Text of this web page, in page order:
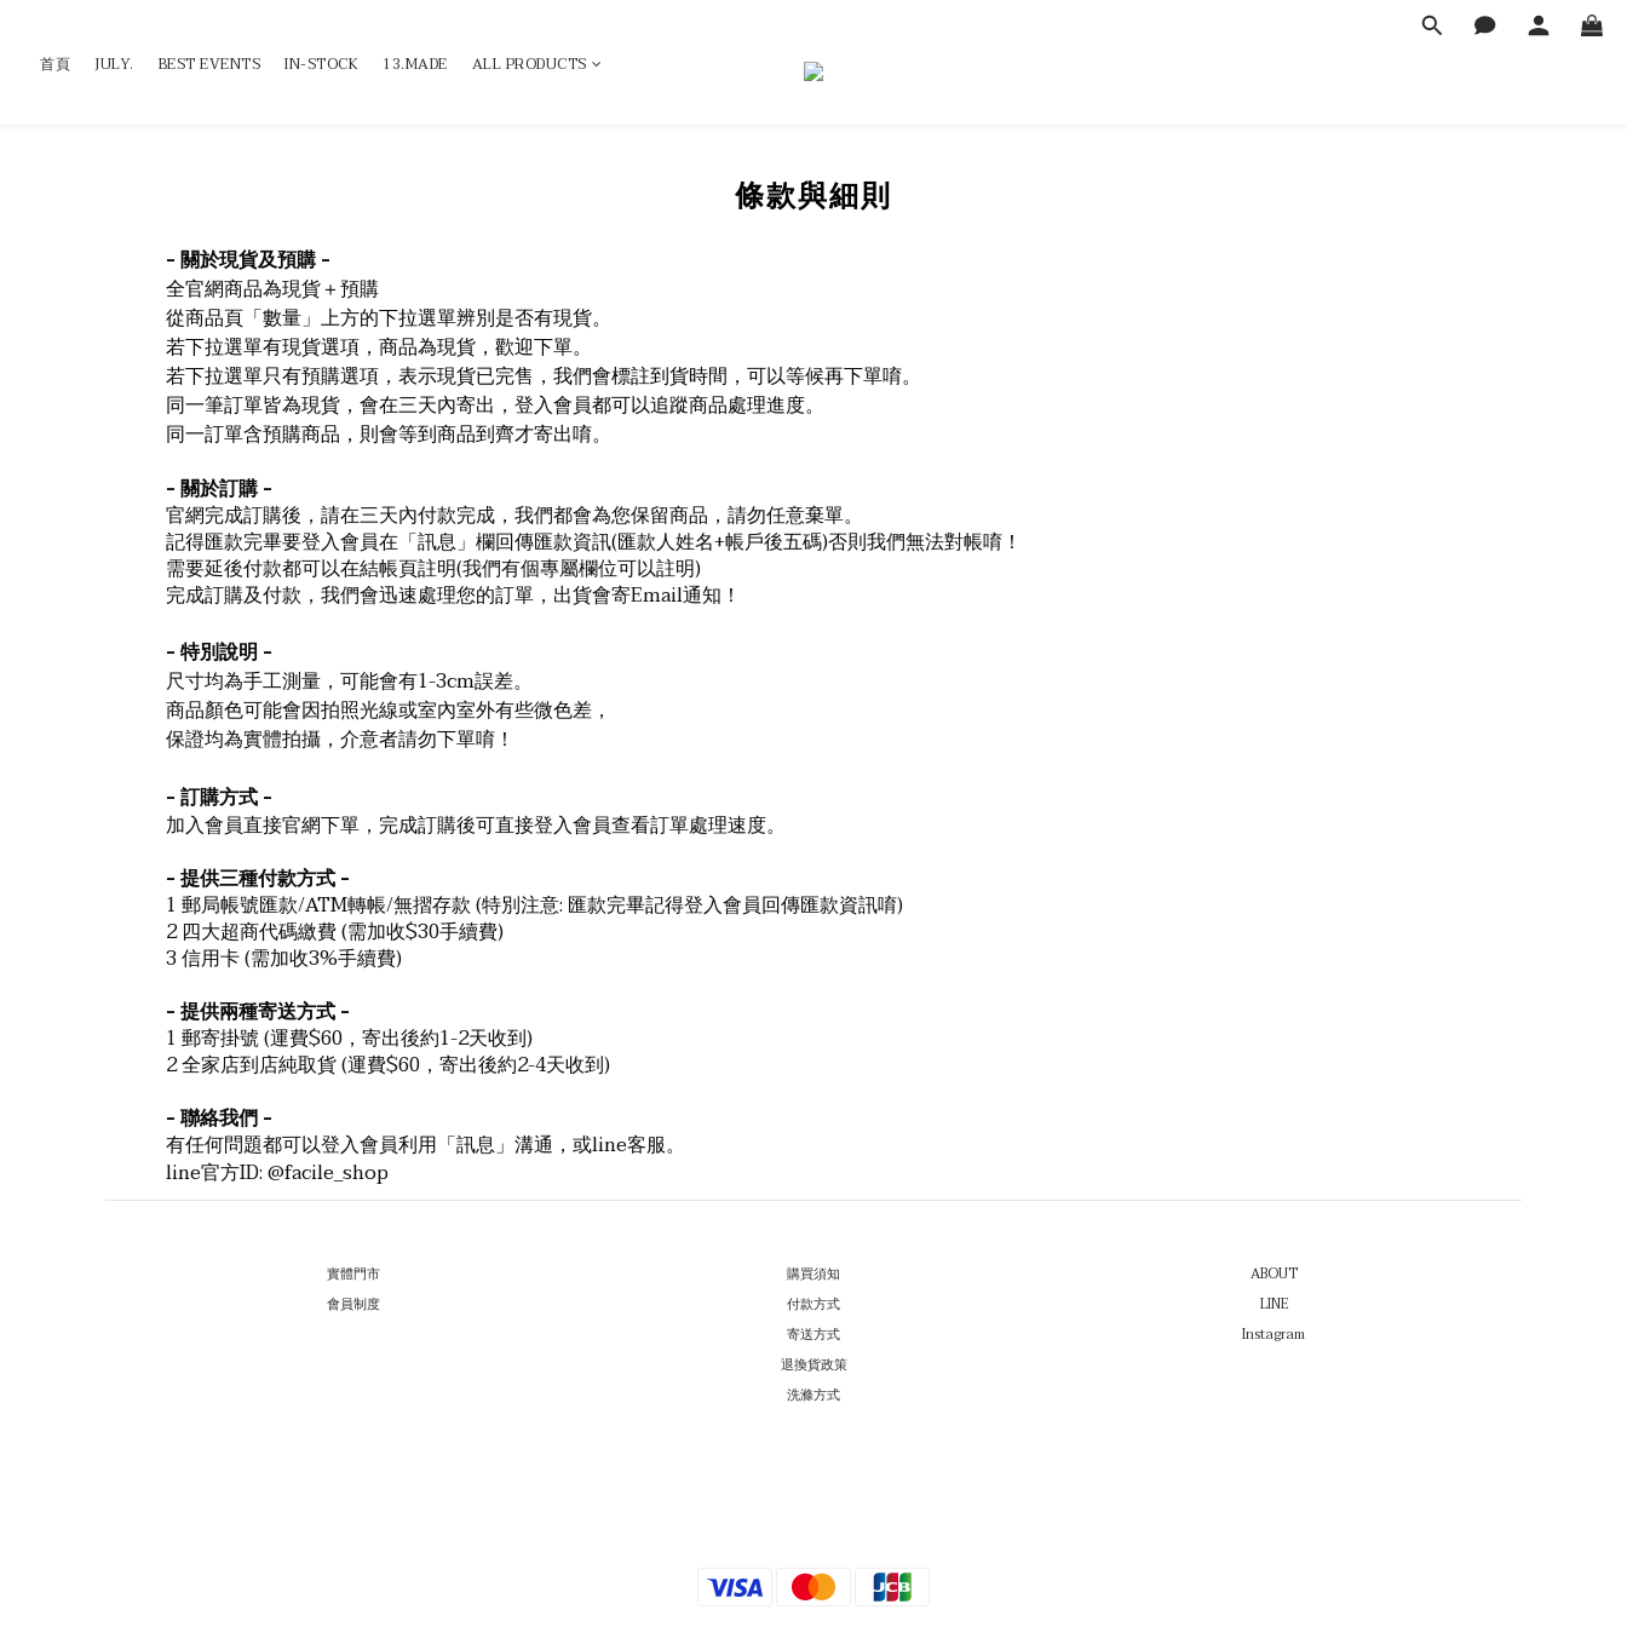
首頁 JULY. BEST EVENTS IN-STOCK 13.MADE ALL PRODUCTS
條款與細則
- 關於現貨及預購 -
全官網商品為現貨＋預購
從商品頁「數量」上方的下拉選單辨別是否有現貨。
若下拉選單有現貨選項，商品為現貨，歡迎下單。
若下拉選單只有預購選項，表示現貨已完售，我們會標註到貨時間，可以等候再下單唷。
同一筆訂單皆為現貨，會在三天內寄出，登入會員都可以追蹤商品處理進度。
同一訂單含預購商品，則會等到商品到齊才寄出唷。
- 關於訂購 -
官網完成訂購後，請在三天內付款完成，我們都會為您保留商品，請勿任意棄單。
記得匯款完畢要登入會員在「訊息」欄回傳匯款資訊(匯款人姓名+帳戶後五碼)否則我們無法對帳唷！
需要延後付款都可以在結帳頁註明(我們有個專屬欄位可以註明)
完成訂購及付款，我們會迅速處理您的訂單，出貨會寄Email通知！
- 特別說明 -
尺寸均為手工測量，可能會有1-3cm誤差。
商品顏色可能會因拍照光線或室內室外有些微色差，
保證均為實體拍攝，介意者請勿下單唷！
- 訂購方式 -
加入會員直接官網下單，完成訂購後可直接登入會員查看訂單處理速度。
- 提供三種付款方式 -
1 郵局帳號匯款/ATM轉帳/無摺存款 (特別注意: 匯款完畢記得登入會員回傳匯款資訊唷)
2 四大超商代碼繳費 (需加收$30手續費)
3 信用卡 (需加收3%手續費)
- 提供兩種寄送方式 -
1 郵寄掛號 (運費$60，寄出後約1-2天收到)
2 全家店到店純取貨 (運費$60，寄出後約2-4天收到)
- 聯絡我們 -
有任何問題都可以登入會員利用「訊息」溝通，或line客服。
line官方ID: @facile_shop
實體門市
會員制度
購買須知
付款方式
寄送方式
退換貨政策
洗滌方式
ABOUT
LINE
Instagram